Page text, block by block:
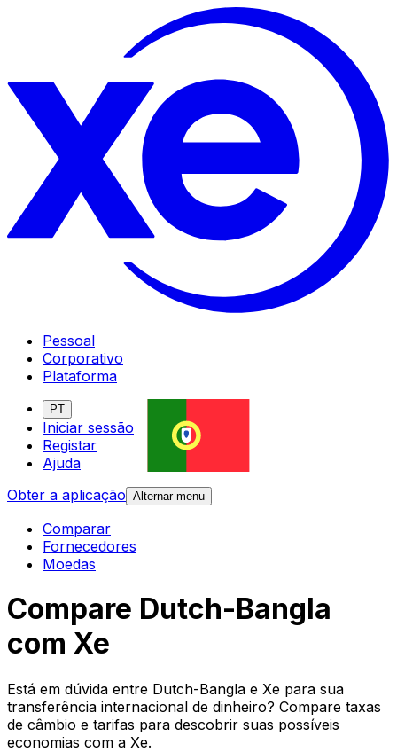
Pessoal
Corporativo
Plataforma
PT
Iniciar sessão
Registar
Ajuda
Obter a aplicação Alternar menu
Comparar
Fornecedores
Moedas
Compare Dutch-Bangla
com Xe
Está em dúvida entre Dutch-Bangla e Xe para sua
transferência internacional de dinheiro? Compare taxas
de câmbio e tarifas para descobrir suas possíveis
economias com a Xe.